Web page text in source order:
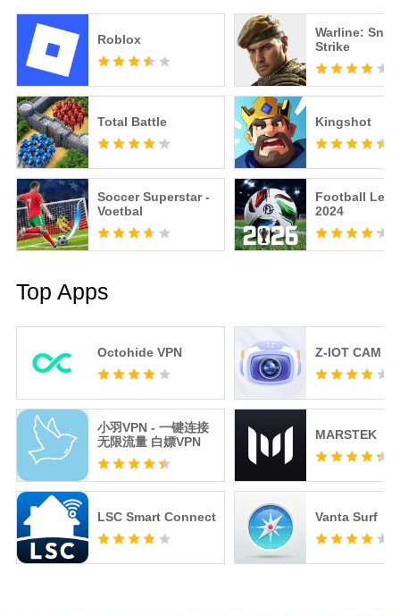
Roblox
Warline:
Strike
Total Battle Kingshot
Soccer Superstar -
Voetbal
Football
2024
Top Apps
Octohide VPN
小羽VPN - 一键连接
无限流量 白嫖VPN
LSC Smart Connect
Z-IOT CAM
MARSTEK
Vanta Surf